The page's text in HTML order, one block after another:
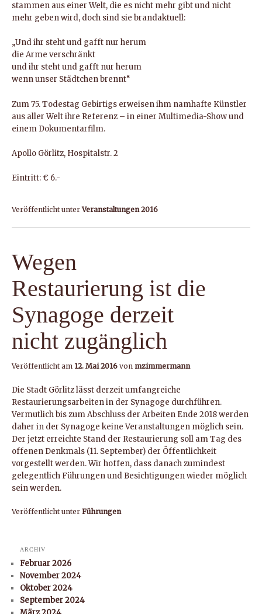
stammen aus einer Welt, die es nicht mehr gibt und nicht
mehr geben wird, doch sind sie brandaktuell:
„Und ihr steht und gafft nur herum
die Arme verschränkt
und ihr steht und gafft nur herum
wenn unser Städtchen brennt“
Zum 75. Todestag Gebirtigs erweisen ihm namhafte Künstler
aus aller Welt ihre Referenz – in einer Multimedia-Show und
einem Dokumentarfilm.
Apollo Görlitz, Hospitalstr. 2
Eintritt: € 6.-
Veröffentlicht unter Veranstaltungen 2016
Wegen
Restaurierung ist die
Synagoge derzeit
nicht zugänglich
Veröffentlicht am 12. Mai 2016 von mzimmermann
Die Stadt Görlitz lässt derzeit umfangreiche
Restaurierungsarbeiten in der Synagoge durchführen.
Vermutlich bis zum Abschluss der Arbeiten Ende 2018 werden
daher in der Synagoge keine Veranstaltungen möglich sein.
Der jetzt erreichte Stand der Restaurierung soll am Tag des
offenen Denkmals (11. September) der Öffentlichkeit
vorgestellt werden. Wir hoffen, dass danach zumindest
gelegentlich Führungen und Besichtigungen wieder möglich
sein werden.
Veröffentlicht unter Führungen
ARCHIV
Februar 2026
November 2024
Oktober 2024
September 2024